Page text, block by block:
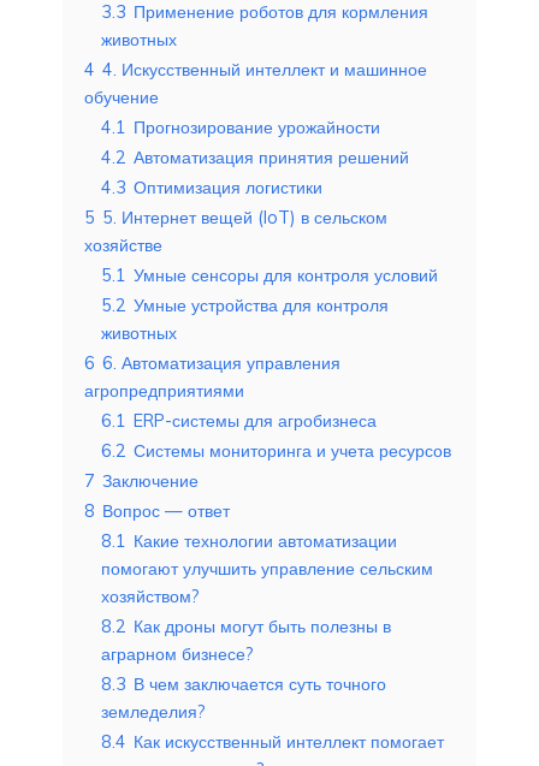
3.3 Применение роботов для кормления
животных
4 4. Искусственный интеллект и машинное
обучение
4.1 Прогнозирование урожайности
4.2 Автоматизация принятия решений
4.3 Оптимизация логистики
5 5. Интернет вещей (IoT) в сельском
хозяйстве
5.1 Умные сенсоры для контроля условий
5.2 Умные устройства для контроля
животных
6 6. Автоматизация управления
агропредприятиями
6.1 ERP-системы для агробизнеса
6.2 Системы мониторинга и учета ресурсов
7 Заключение
8 Вопрос — ответ
8.1 Какие технологии автоматизации
помогают улучшить управление сельским
хозяйством?
8.2 Как дроны могут быть полезны в
аграрном бизнесе?
8.3 В чем заключается суть точного
земледелия?
8.4 Как искусственный интеллект помогает